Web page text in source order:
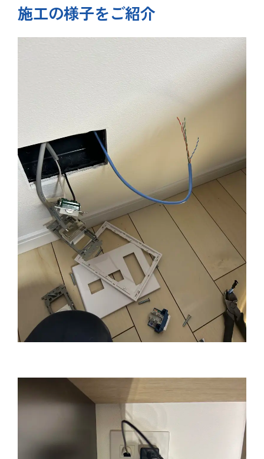
施工の様子をご紹介